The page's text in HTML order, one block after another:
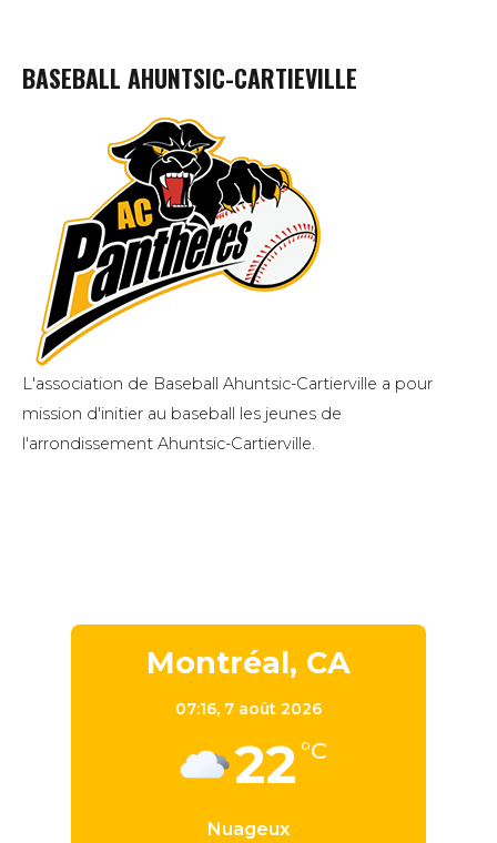
BASEBALL AHUNTSIC-CARTIEVILLE
L'association de Baseball Ahuntsic-Cartierville a pour
mission d'initier au baseball les jeunes de
l'arrondissement Ahuntsic-Cartierville.
Montréal, CA
07:16, 7 août 2026
22 °C
Nuageux